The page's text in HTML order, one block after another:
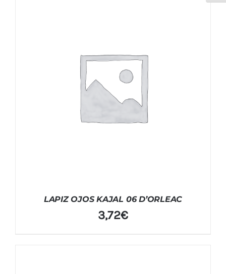
LAPIZ OJOS KAJAL 06 D’ORLEAC
3,72€